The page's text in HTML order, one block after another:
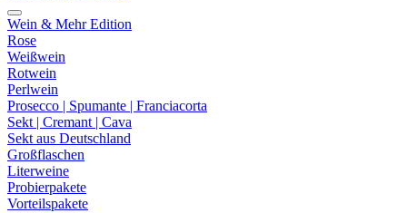
Wein & Mehr Edition
Rose
Weißwein
Rotwein
Perlwein
Prosecco | Spumante | Franciacorta
Sekt | Cremant | Cava
Sekt aus Deutschland
Großflaschen
Literweine
Probierpakete
Vorteilspakete